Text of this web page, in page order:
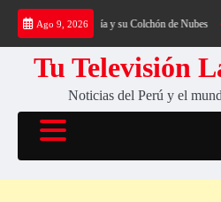
Saltar
contenido
Ago 9, 2026
al Cerro Cantería y su Colchón de Nubes
Tu Televisión
Noticias del Perú y el